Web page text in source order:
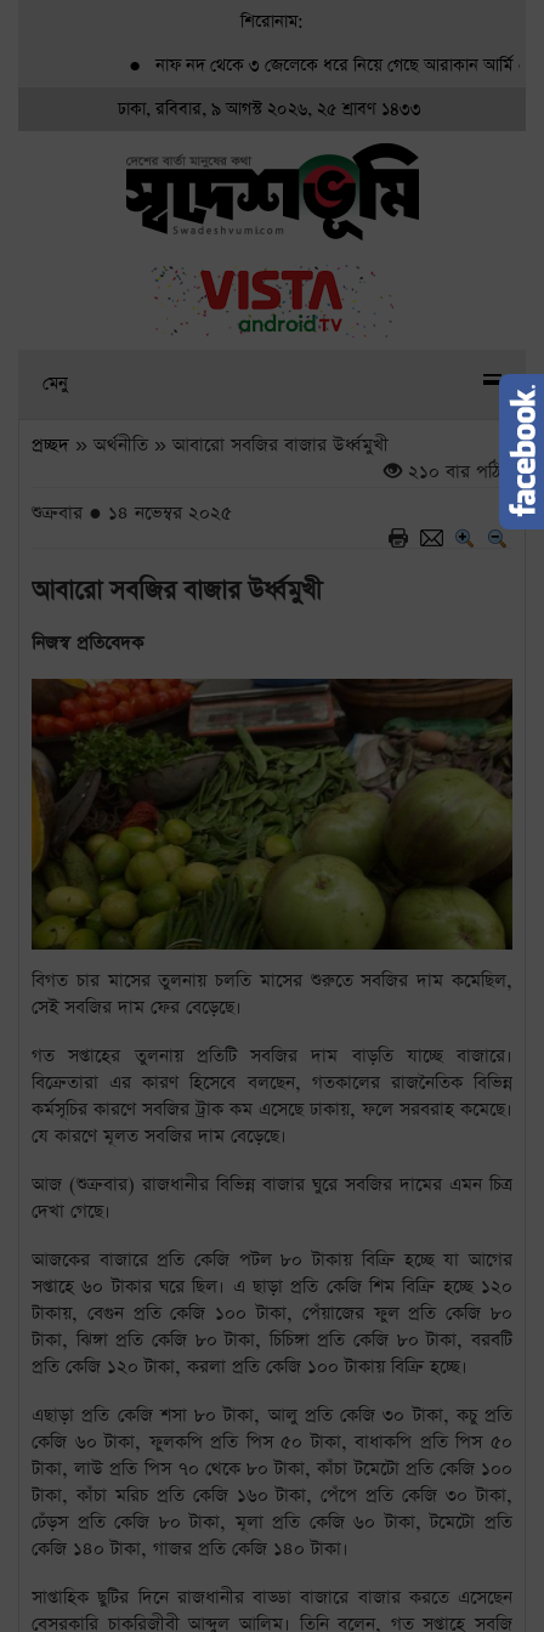
শিরোনাম:
নাফ নদ থেকে ৩ জেলেকে ধরে নিয়ে গেছে আরাকান আর্মি●
ঢাকা, রবিবার, ৯ আগস্ট ২০২৬, ২৫ শ্রাবণ ১৪৩৩
মেনু
প্রচ্ছদ » অর্থনীতি » আবারো সবজির বাজার উর্ধ্বমুখী
২১০ বার পঠিত
শুক্রবার ● ১৪ নভেম্বর ২০২৫
আবারো সবজির বাজার উর্ধ্বমুখী
নিজস্ব প্রতিবেদক
বিগত চার মাসের তুলনায় চলতি মাসের শুরুতে সবজির দাম কমেছিল,
সেই সবজির দাম ফের বেড়েছে।
গত সপ্তাহের তুলনায় প্রতিটি সবজির দাম বাড়তি যাচ্ছে বাজারে।
বিক্রেতারা এর কারণ হিসেবে বলছেন, গতকালের রাজনৈতিক বিভিন্ন
কর্মসূচির কারণে সবজির ট্রাক কম এসেছে ঢাকায়, ফলে সরবরাহ কমেছে।
যে কারণে মূলত সবজির দাম বেড়েছে।
আজ (শুক্রবার) রাজধানীর বিভিন্ন বাজার ঘুরে সবজির দামের এমন চিত্র
দেখা গেছে।
আজকের বাজারে প্রতি কেজি পটল ৮০ টাকায় বিক্রি হচ্ছে যা আগের
সপ্তাহে ৬০ টাকার ঘরে ছিল। এ ছাড়া প্রতি কেজি শিম বিক্রি হচ্ছে ১২০
টাকায়, বেগুন প্রতি কেজি ১০০ টাকা, পেঁয়াজের ফুল প্রতি কেজি ৮০
টাকা, ঝিঙ্গা প্রতি কেজি ৮০ টাকা, চিচিঙ্গা প্রতি কেজি ৮০ টাকা, বরবটি
প্রতি কেজি ১২০ টাকা, করলা প্রতি কেজি ১০০ টাকায় বিক্রি হচ্ছে।
এছাড়া প্রতি কেজি শসা ৮০ টাকা, আলু প্রতি কেজি ৩০ টাকা, কচু প্রতি
কেজি ৬০ টাকা, ফুলকপি প্রতি পিস ৫০ টাকা, বাধাকপি প্রতি পিস ৫০
টাকা, লাউ প্রতি পিস ৭০ থেকে ৮০ টাকা, কাঁচা টমেটো প্রতি কেজি ১০০
টাকা, কাঁচা মরিচ প্রতি কেজি ১৬০ টাকা, পেঁপে প্রতি কেজি ৩০ টাকা,
ঢেঁড়স প্রতি কেজি ৮০ টাকা, মূলা প্রতি কেজি ৬০ টাকা, টমেটো প্রতি
কেজি ১৪০ টাকা, গাজর প্রতি কেজি ১৪০ টাকা।
সাপ্তাহিক ছুটির দিনে রাজধানীর বাড্ডা বাজারে বাজার করতে এসেছেন
বেসরকারি চাকরিজীবী আব্দুল আলিম। তিনি বলেন, গত সপ্তাহে সবজি